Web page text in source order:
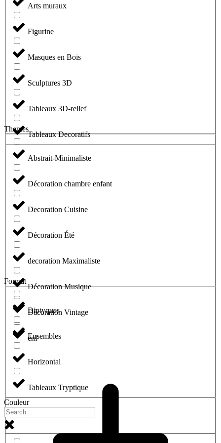
Arts muraux
Figurine
Masques en Bois
Sculptures 3D
Tableaux 3D-relief
Tableaux Decoratifs
Themes
Abstrait-Minimaliste
Décoration chambre enfant
Decoration Cuisine
Décoration Été
decoration Maximaliste
Décoration Musique
Décoration Vintage
enf
Format
Diptyques
Ensembles
Horizontal
Tableaux Tryptique
Couleur